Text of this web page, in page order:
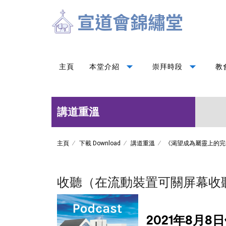
主頁 本堂介紹 arrow_drop_down 崇拜時段 arrow_drop_down 教
講道重溫
主頁 下載 Download 講道重溫 《渴望成為屬靈上的
收聽（在流動裝置可關屏幕收